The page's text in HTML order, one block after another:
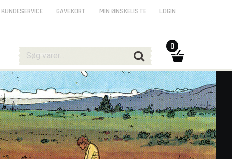
KUNDESERVICE GAVEKORT MIN ØNSKELISTE LOGIN
0